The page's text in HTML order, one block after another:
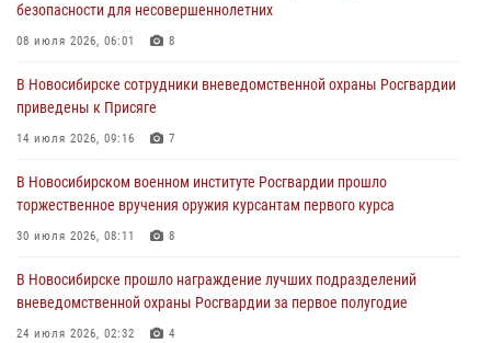
В Новосибирске сотрудниками вневедомственной охраны
Росгвардии задержан гражданин, находящийся в розыске
В Новосибирске военнослужащие отряда спецназа «Ермак»
Росгвардии провели занятия по беспарашютному десантированию
В Новосибирске военнослужащие Росгвардии почтили память детей
– жертв войны в Донбассе
безопасности для несовершеннолетних
08 июля 2026, 06:01 8
В Новосибирске сотрудники вневедомственной охраны Росгвардии
приведены к Присяге
14 июля 2026, 09:16 7
В Новосибирском военном институте Росгвардии прошло
торжественное вручения оружия курсантам первого курса
30 июля 2026, 08:11 8
В Новосибирске прошло награждение лучших подразделений
вневедомственной охраны Росгвардии за первое полугодие
24 июля 2026, 02:32 4